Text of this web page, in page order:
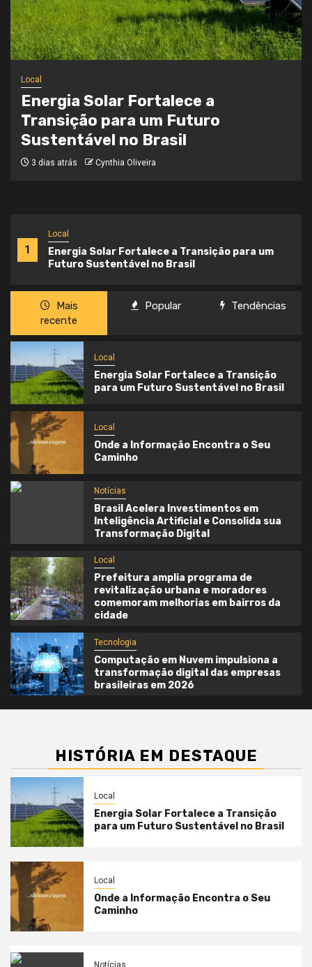
1
Local
Energia Solar Fortalece a Transição para um
Futuro Sustentável no Brasil
Local
Onde a Informação Encontra o Seu
Caminho
3 semanas atrás Cynthia Oliveira
Mais
recente
Popular Tendências
Local
Energia Solar Fortalece a Transição
para um Futuro Sustentável no Brasil
Local
Onde a Informação Encontra o Seu
Caminho
Notícias
Brasil Acelera Investimentos em
Inteligência Artificial e Consolida sua
Transformação Digital
Local
Prefeitura amplia programa de
revitalização urbana e moradores
comemoram melhorias em bairros da
cidade
Tecnologia
Computação em Nuvem impulsiona a
transformação digital das empresas
brasileiras em 2026
HISTÓRIA EM DESTAQUE
Local
Energia Solar Fortalece a Transição
para um Futuro Sustentável no Brasil
Local
Onde a Informação Encontra o Seu
Caminho
Notícias